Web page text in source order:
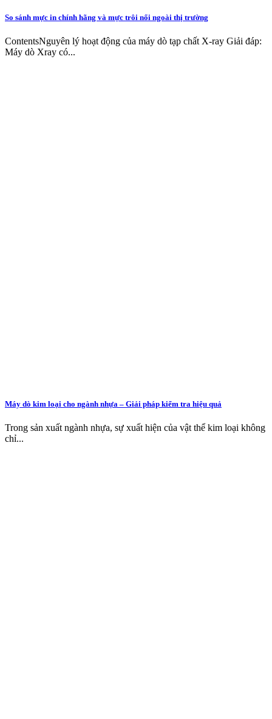
So sánh mực in chính hãng và mực trôi nổi ngoài thị trường
ContentsNguyên lý hoạt động của máy dò tạp chất X-ray Giải đáp:
Máy dò Xray có...
Máy dò kim loại cho ngành nhựa – Giải pháp kiểm tra hiệu quả
Trong sản xuất ngành nhựa, sự xuất hiện của vật thể kim loại không
chỉ...